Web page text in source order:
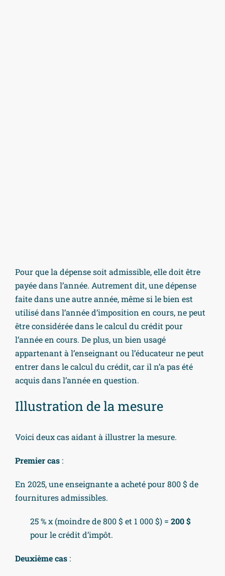
Pour que la dépense soit admissible, elle doit être
payée dans l’année. Autrement dit, une dépense
faite dans une autre année, même si le bien est
utilisé dans l’année d’imposition en cours, ne peut
être considérée dans le calcul du crédit pour
l’année en cours. De plus, un bien usagé
appartenant à l’enseignant ou l’éducateur ne peut
entrer dans le calcul du crédit, car il n’a pas été
acquis dans l’année en question.
Illustration de la mesure
Voici deux cas aidant à illustrer la mesure.
Premier cas :
En 2025, une enseignante a acheté pour 800 $ de
fournitures admissibles.
25 % x (moindre de 800 $ et 1 000 $) = 200 $
pour le crédit d’impôt.
Deuxième cas :